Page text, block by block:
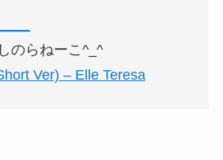
のらねーこ^_^
Ver) – Elle Teresa